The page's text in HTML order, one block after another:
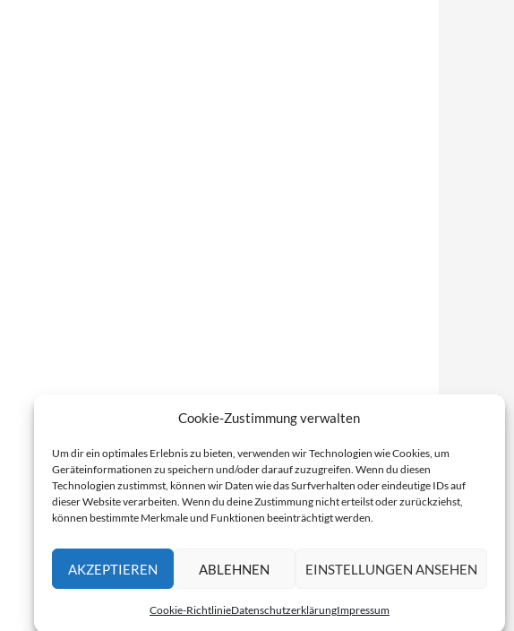
Cookie-Zustimmung verwalten
Um dir ein optimales Erlebnis zu bieten, verwenden wir Technologien wie Cookies, um
Geräteinformationen zu speichern und/oder darauf zuzugreifen. Wenn du diesen
Technologien zustimmst, können wir Daten wie das Surfverhalten oder eindeutige IDs auf
dieser Website verarbeiten. Wenn du deine Zustimmung nicht erteilst oder zurückziehst,
können bestimmte Merkmale und Funktionen beeinträchtigt werden.
AKZEPTIEREN ABLEHNEN EINSTELLUNGEN ANSEHEN
Cookie-RichtlinieDatenschutzerklärungImpressum